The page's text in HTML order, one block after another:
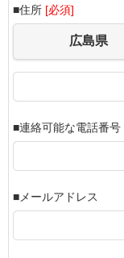
■住所 [必須]
広島県
■連絡可能な電話番号
■メールアドレス